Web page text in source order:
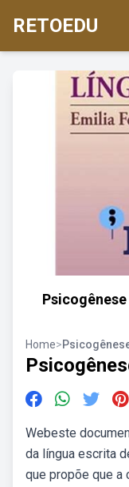
RETOEDU
Home>
Webeste
da língua escrita
que propõe que a